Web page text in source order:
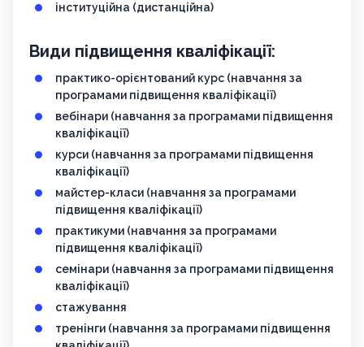
інституційна (дистанційна)
Види підвищення кваліфікації:
практико-орієнтований курс (навчання за
програмами підвищення кваліфікації)
вебінари (навчання за програмами підвищення
кваліфікації)
курси (навчання за програмами підвищення
кваліфікації)
майстер-класи (навчання за програмами
підвищення кваліфікації)
практикуми (навчання за програмами
підвищення кваліфікації)
семінари (навчання за програмами підвищення
кваліфікації)
стажування
тренінги (навчання за програмами підвищення